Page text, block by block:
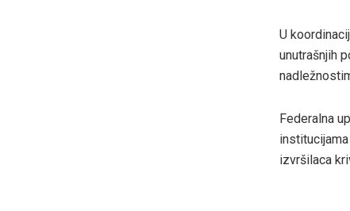
U
unutrašnjih
Federalna
izvršilaca